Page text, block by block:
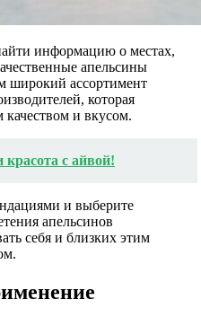
информацию о местах,
апельсины
широкий ассортимент
которая
качеством и вкусом.
красота с айвой!
и выберите
апельсинов
себя и близких этим